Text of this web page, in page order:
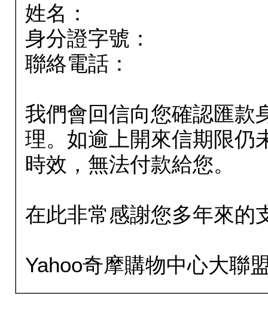
姓名：
身分證字號：
聯絡電話：
我們會回信向您確認匯款
理。如逾上開來信期限仍
時效，無法付款給您。
在此非常感謝您多年來的
Yahoo奇摩購物中心大